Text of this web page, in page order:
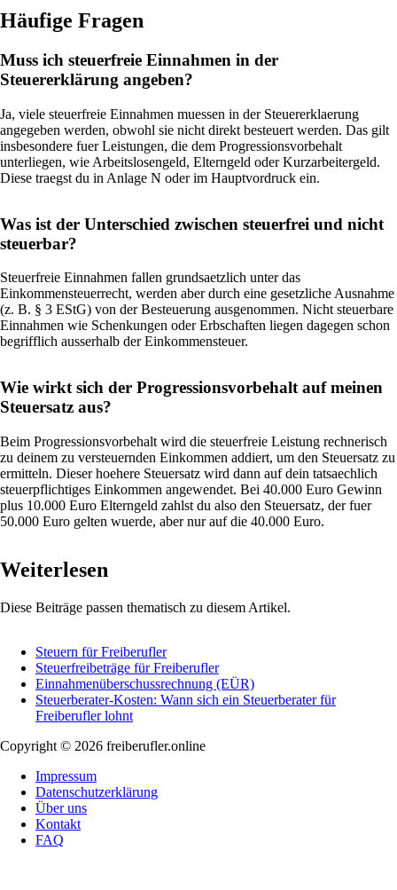
Häufige Fragen
Muss ich steuerfreie Einnahmen in der
Steuererklärung angeben?
Ja, viele steuerfreie Einnahmen muessen in der Steuererklaerung
angegeben werden, obwohl sie nicht direkt besteuert werden. Das gilt
insbesondere fuer Leistungen, die dem Progressionsvorbehalt
unterliegen, wie Arbeitslosengeld, Elterngeld oder Kurzarbeitergeld.
Diese traegst du in Anlage N oder im Hauptvordruck ein.
Was ist der Unterschied zwischen steuerfrei und nicht
steuerbar?
Steuerfreie Einnahmen fallen grundsaetzlich unter das
Einkommensteuerrecht, werden aber durch eine gesetzliche Ausnahme
(z. B. § 3 EStG) von der Besteuerung ausgenommen. Nicht steuerbare
Einnahmen wie Schenkungen oder Erbschaften liegen dagegen schon
begrifflich ausserhalb der Einkommensteuer.
Wie wirkt sich der Progressionsvorbehalt auf meinen
Steuersatz aus?
Beim Progressionsvorbehalt wird die steuerfreie Leistung rechnerisch
zu deinem zu versteuernden Einkommen addiert, um den Steuersatz zu
ermitteln. Dieser hoehere Steuersatz wird dann auf dein tatsaechlich
steuerpflichtiges Einkommen angewendet. Bei 40.000 Euro Gewinn
plus 10.000 Euro Elterngeld zahlst du also den Steuersatz, der fuer
50.000 Euro gelten wuerde, aber nur auf die 40.000 Euro.
Weiterlesen
Diese Beiträge passen thematisch zu diesem Artikel.
Steuern für Freiberufler
Steuerfreibeträge für Freiberufler
Einnahmenüberschussrechnung (EÜR)
Steuerberater-Kosten: Wann sich ein Steuerberater für
Freiberufler lohnt
Copyright © 2026 freiberufler.online
Impressum
Datenschutzerklärung
Über uns
Kontakt
FAQ